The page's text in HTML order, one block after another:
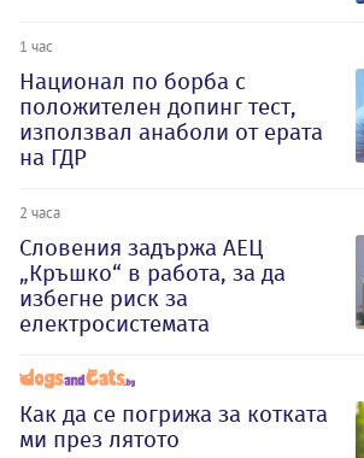
1 час
Национал по борба с
положителен допинг тест,
използвал анаболи от ерата
на ГДР
2 часа
Словения задържа АЕЦ
„Кръшко“ в работа, за да
избегне риск за
електросистемата
Как да се погрижа за котката
ми през лятото